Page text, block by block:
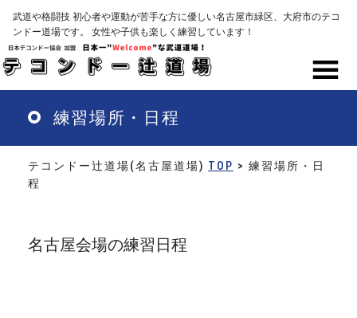
Skip
main
content
武道や格闘技 初心者や運動が苦手な方に優しい名古屋市緑区、大府市のテコ
ンドー道場です。 女性や子供も楽しく練習しています！
練習場所・日程
テコンドー辻道場(名古屋道場) TOP > 練習場所・日
程
名古屋会場の練習日程